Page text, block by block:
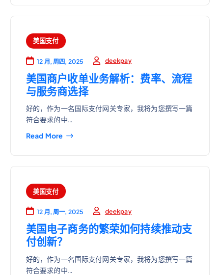
美国支付
12 月, 周四, 2025 deekpay
美国商户收单业务解析：费率、流程
与服务商选择
好的，作为一名国际支付网关专家，我将为您撰写一篇
符合要求的中…
Read More
美国支付
12 月, 周一, 2025 deekpay
美国电子商务的繁荣如何持续推动支
付创新？
好的，作为一名国际支付网关专家，我将为您撰写一篇
符合要求的中…